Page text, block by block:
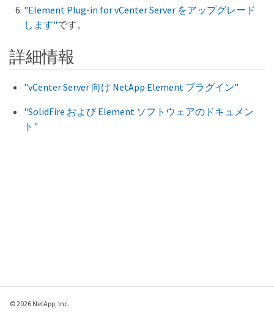
"Element Plug-in for vCenter Server をアップグレード
します"です。
詳細情報
"vCenter Server 向け NetApp Element プラグイン"
"SolidFire および Element ソフトウェアのドキュメン
ト"
© 2026 NetApp, Inc.